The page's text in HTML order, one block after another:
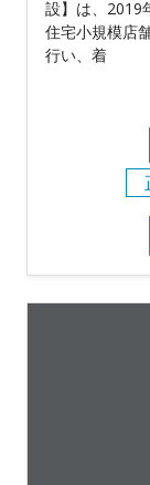
設】は、2019
住宅小規模店
行い、着